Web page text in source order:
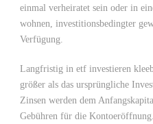
einmal verheiratet sein oder in
wohnen, investitionsbedingter
Verfügung.
Langfristig in etf investieren
größer als das ursprüngliche
Zinsen werden dem
Gebühren für die